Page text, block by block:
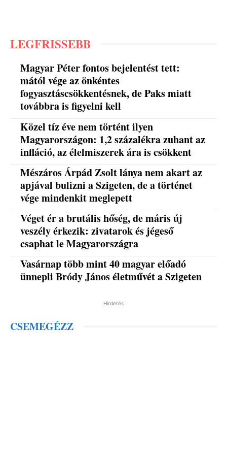
LEGFRISSEBB
Magyar Péter fontos bejelentést tett:
mától vége az önkéntes
fogyasztáscsökkentésnek, de Paks miatt
továbbra is figyelni kell
Közel tíz éve nem történt ilyen
Magyarországon: 1,2 százalékra zuhant az
infláció, az élelmiszerek ára is csökkent
Mészáros Árpád Zsolt lánya nem akart az
apjával bulizni a Szigeten, de a történet
vége mindenkit meglepett
Véget ér a brutális hőség, de máris új
veszély érkezik: zivatarok és jégeső
csaphat le Magyarországra
Vasárnap több mint 40 magyar előadó
ünnepli Bródy János életművét a Szigeten
Hirdetés
CSEMEGÉZZ